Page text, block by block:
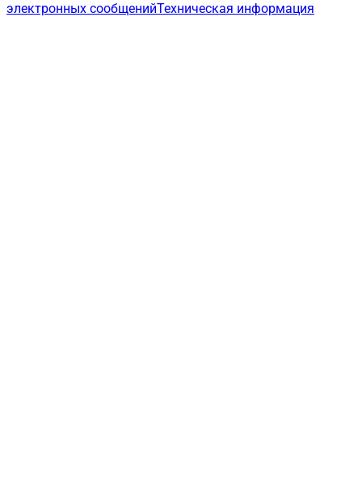
электронных сообщенийТехническая информация